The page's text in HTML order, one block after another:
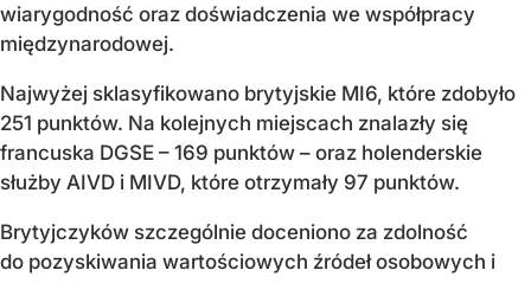
wiarygodność oraz doświadczenia we współpracy
międzynarodowej.
Najwyżej sklasyfikowano brytyjskie MI6, które zdobyło
251 punktów. Na kolejnych miejscach znalazły się
francuska DGSE – 169 punktów – oraz holenderskie
służby AIVD i MIVD, które otrzymały 97 punktów.
Brytyjczyków szczególnie doceniono za zdolność
do pozyskiwania wartościowych źródeł osobowych i